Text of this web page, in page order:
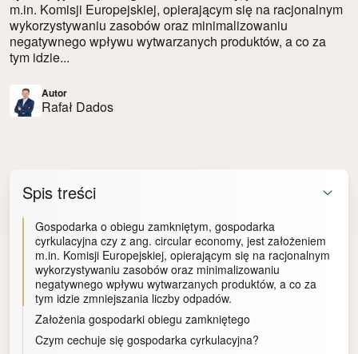
m.in. Komisji Europejskiej, opierającym się na racjonalnym
wykorzystywaniu zasobów oraz minimalizowaniu
negatywnego wpływu wytwarzanych produktów, a co za
tym idzie...
Autor
Rafał Dados
Spis treści
Gospodarka o obiegu zamkniętym, gospodarka
cyrkulacyjna czy z ang. circular economy, jest założeniem
m.in. Komisji Europejskiej, opierającym się na racjonalnym
wykorzystywaniu zasobów oraz minimalizowaniu
negatywnego wpływu wytwarzanych produktów, a co za
tym idzie zmniejszania liczby odpadów.
Założenia gospodarki obiegu zamkniętego
Czym cechuje się gospodarka cyrkulacyjna?